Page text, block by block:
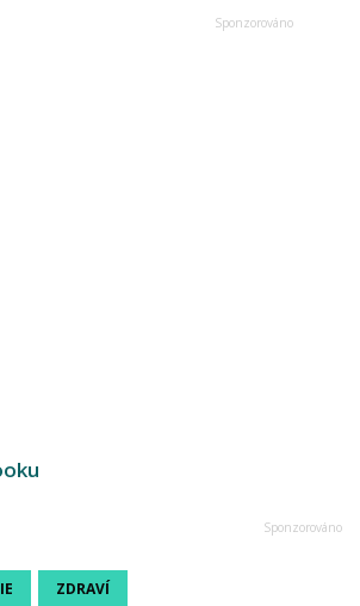
ZDRAVÍ